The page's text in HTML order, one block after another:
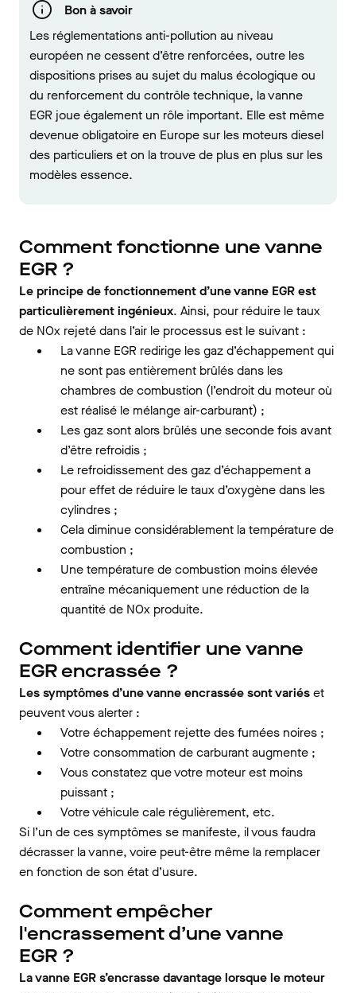
Bon à savoir
Les réglementations anti-pollution au niveau
européen ne cessent d’être renforcées, outre les
dispositions prises au sujet du malus écologique ou
du renforcement du contrôle technique, la vanne
EGR joue également un rôle important. Elle est même
devenue obligatoire en Europe sur les moteurs diesel
des particuliers et on la trouve de plus en plus sur les
modèles essence.
Comment fonctionne une vanne
EGR ?
Le principe de fonctionnement d’une vanne EGR est
particulièrement ingénieux. Ainsi, pour réduire le taux
de NOx rejeté dans l’air le processus est le suivant :
La vanne EGR redirige les gaz d’échappement qui
ne sont pas entièrement brûlés dans les
chambres de combustion (l’endroit du moteur où
est réalisé le mélange air-carburant) ;
Les gaz sont alors brûlés une seconde fois avant
d’être refroidis ;
Le refroidissement des gaz d’échappement a
pour effet de réduire le taux d’oxygène dans les
cylindres ;
Cela diminue considérablement la température de
combustion ;
Une température de combustion moins élevée
entraîne mécaniquement une réduction de la
quantité de NOx produite.
Comment identifier une vanne
EGR encrassée ?
Les symptômes d’une vanne encrassée sont variéset
peuvent vous alerter :
Votre échappement rejette des fumées noires ;
Votre consommation de carburant augmente ;
Vous constatez que votre moteur est moins
puissant ;
Votre véhicule cale régulièrement, etc.
Si l’un de ces symptômes se manifeste, il vous faudra
décrasser la vanne, voire peut-être même la remplacer
en fonction de son état d’usure.
Comment empêcher
l'encrassement d’une vanne
EGR ?
La vanne EGR s’encrasse davantage lorsque le moteur